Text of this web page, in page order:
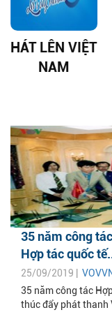
HÁT LÊN VIỆT
NAM
35 năm công
Hợp tác quốc
25/09/2019 |
35 năm công tác
thúc đẩy phát thanh